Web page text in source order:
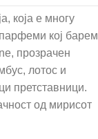
која е многу
кој барем
прозрачен
лотос и
претставници.
од мирисот